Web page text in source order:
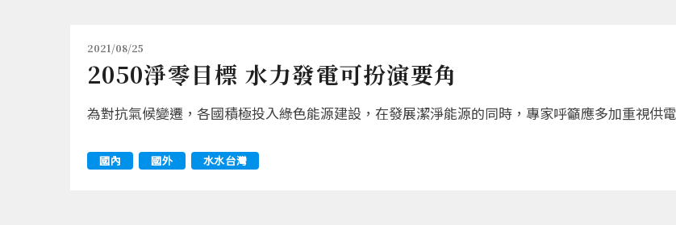
2021/08/25
2050淨零目標 水力發電可扮演要角
為對抗氣候變遷，各國積極投入綠色能源建設，在發展潔淨能源的同時，專家呼籲應多加重視供
國內 國外 水水台灣